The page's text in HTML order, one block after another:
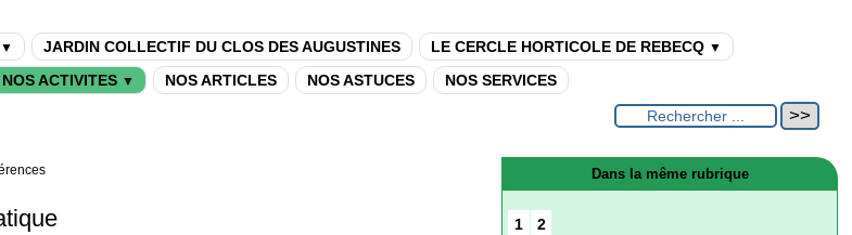
▼ JARDIN COLLECTIF DU CLOS DES AUGUSTINES LE CERCLE HORTICOLE DE REBECQ ▼
NOS ACTIVITES ▼ NOS ARTICLES NOS ASTUCES NOS SERVICES
Dans la même rubrique
1 2